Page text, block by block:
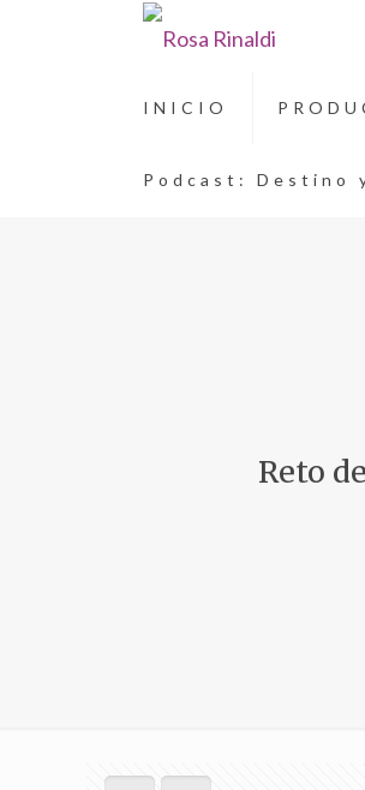
INICIO
Podcast: Destino
Reto